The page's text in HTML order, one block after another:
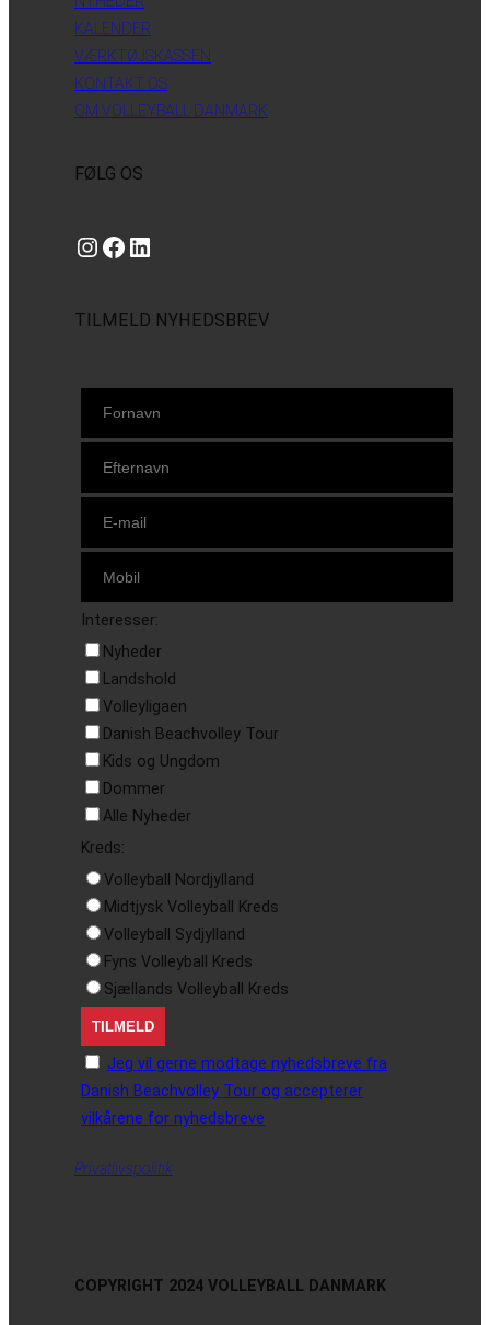
KALENDER
VÆRKTØJSKASSEN
KONTAKT OS
OM VOLLEYBALL DANMARK
FØLG OS
Instagram https://www.facebook.com/danishbeachvolleytour LinkedIn
TILMELD NYHEDSBREV
Interesser:
Nyheder
Landshold
Volleyligaen
Danish Beachvolley Tour
Kids og Ungdom
Dommer
Alle Nyheder
Kreds:
Volleyball Nordjylland
Midtjysk Volleyball Kreds
Volleyball Sydjylland
Fyns Volleyball Kreds
Sjællands Volleyball Kreds
Jeg vil gerne modtage nyhedsbreve fra
Danish Beachvolley Tour og accepterer
vilkårene for nyhedsbreve
Privatlivspolitik
COPYRIGHT 2024 VOLLEYBALL DANMARK